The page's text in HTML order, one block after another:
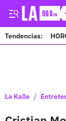
Tendencias:
La Kalle /